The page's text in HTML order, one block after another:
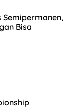
Semipermanen,
Bisa